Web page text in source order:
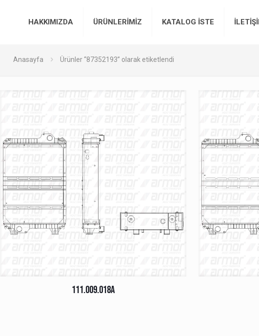
HAKKIMIZDA ÜRÜNLERİMİZ KATALOG İSTE
Anasayfa Ürünler “87352193” olarak etiketlendi
111.009.018A